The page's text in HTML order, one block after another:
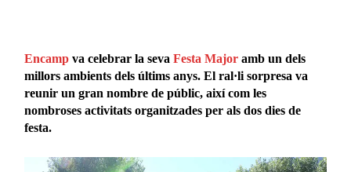
Encamp va celebrar la sevaFesta Major amb un dels
millors ambients dels últims anys. El ral·li sorpresa va
reunir un gran nombre de públic, així com les
nombroses activitats organitzades per als dos dies de
festa.